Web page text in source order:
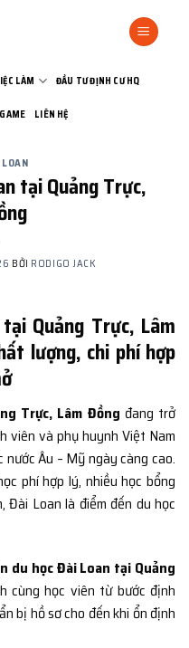
LÀM ĐẦU TƯ ĐỊNH CƯ HQ
GAME LIÊN HỆ
tại Quảng Trực,
BỞI RODIGO JACK
Quảng Trực, Lâm
lượng, chi phí hợp
Trực, Lâm Đồng đang trở
viên và phụ huynh Việt Nam
Âu – Mỹ ngày càng cao.
phí hợp lý, nhiều học bổng
Đài Loan là điểm đến du học
du học Đài Loan tại Quảng
cùng học viên từ bước định
bị hồ sơ cho đến khi ổn định